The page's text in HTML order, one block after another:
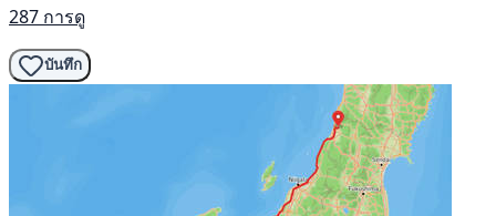
287 การดู
บันทึก